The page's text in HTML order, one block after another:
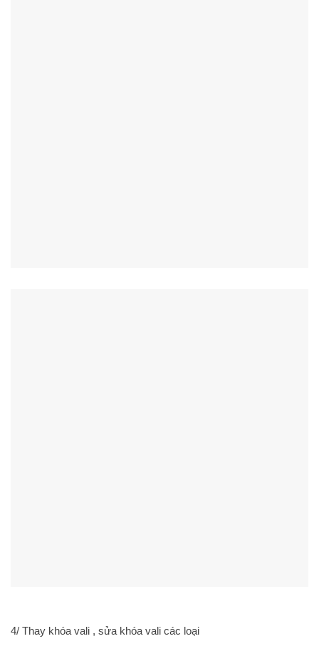
4/ Thay khóa vali , sửa khóa vali các loại